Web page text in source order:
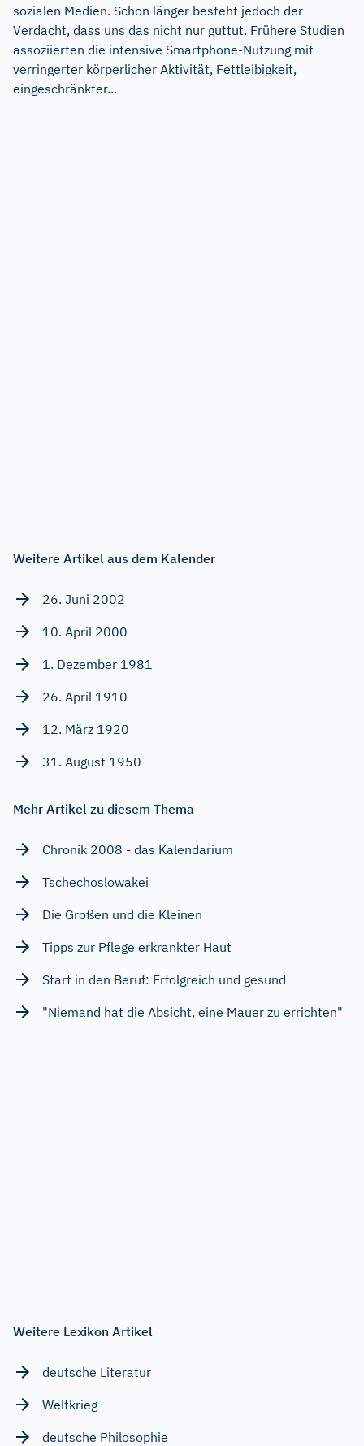
sozialen Medien. Schon länger besteht jedoch der
Verdacht, dass uns das nicht nur guttut. Frühere Studien
assoziierten die intensive Smartphone-Nutzung mit
verringerter körperlicher Aktivität, Fettleibigkeit,
eingeschränkter...
Weitere Artikel aus dem Kalender
26. Juni 2002
10. April 2000
1. Dezember 1981
26. April 1910
12. März 1920
31. August 1950
Mehr Artikel zu diesem Thema
Chronik 2008 - das Kalendarium
Tschechoslowakei
Die Großen und die Kleinen
Tipps zur Pflege erkrankter Haut
Start in den Beruf: Erfolgreich und gesund
"Niemand hat die Absicht, eine Mauer zu errichten"
Weitere Lexikon Artikel
deutsche Literatur
Weltkrieg
deutsche Philosophie